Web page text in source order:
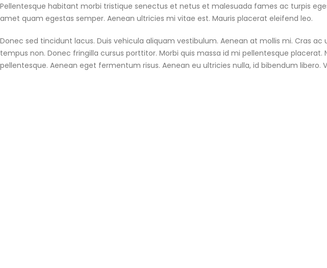
Pellentesque habitant morbi tristique senectus et netus et malesuada fames ac turpis
amet quam egestas semper. Aenean ultricies mi vitae est. Mauris placerat eleifend leo.
Donec sed tincidunt lacus. Duis vehicula aliquam vestibulum. Aenean at mollis mi. Cras
tempus non. Donec fringilla cursus porttitor. Morbi quis massa id mi pellentesque
pellentesque. Aenean eget fermentum risus. Aenean eu ultricies nulla, id bibendum